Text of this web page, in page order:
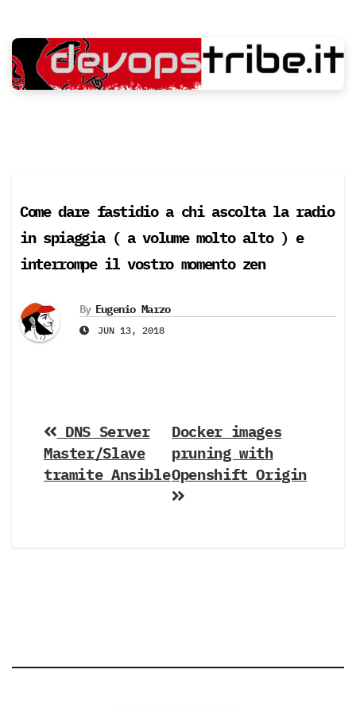
to
content
Come dare fastidio a chi ascolta la radio
in spiaggia ( a volume molto alto ) e
interrompe il vostro momento zen
By Eugenio Marzo
JUN 13, 2018
Post
navigation
Docker images
pruning with
Openshift Origin
DNS Server
Master/Slave
tramite Ansible